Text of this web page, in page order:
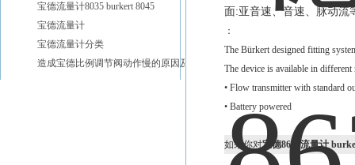
面:亚音速、音速、脉动
：
The Bürkert designed fitting
The device is available in different
• Flow transmitter with standard
• Battery powered
如果你对宝德8635流量计
宝德流量计8035 burkert 8045
宝德流量计
宝德流量计分类